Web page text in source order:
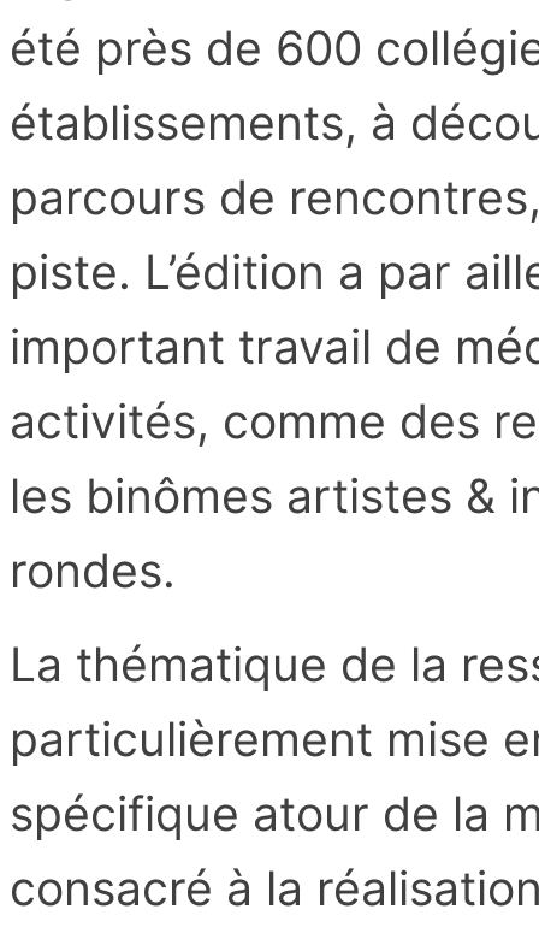
été près de 600
établissements, à
parcours de
piste. L’édition a par
important travail de
activités, comme des
les binômes artistes &
rondes.
La thématique de la
particulièrement mise
spécifique atour de la
consacré à la